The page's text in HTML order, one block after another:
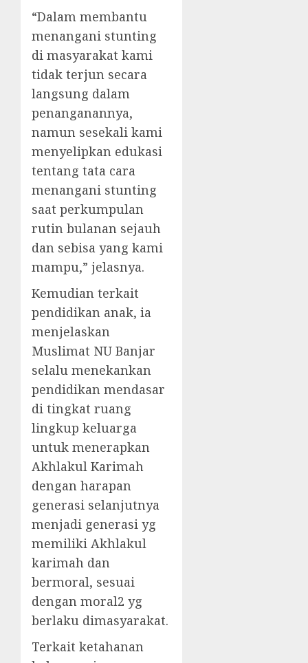
“Dalam membantu
menangani stunting
di masyarakat kami
tidak terjun secara
langsung dalam
penanganannya,
namun sesekali kami
menyelipkan edukasi
tentang tata cara
menangani stunting
saat perkumpulan
rutin bulanan sejauh
dan sebisa yang kami
mampu,” jelasnya.
Kemudian terkait
pendidikan anak, ia
menjelaskan
Muslimat NU Banjar
selalu menekankan
pendidikan mendasar
di tingkat ruang
lingkup keluarga
untuk menerapkan
Akhlakul Karimah
dengan harapan
generasi selanjutnya
menjadi generasi yg
memiliki Akhlakul
karimah dan
bermoral, sesuai
dengan moral2 yg
berlaku dimasyarakat.
Terkait ketahanan